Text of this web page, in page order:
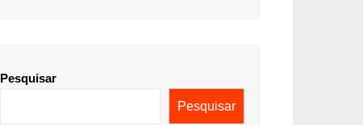
Pesquisar
Pesquisar